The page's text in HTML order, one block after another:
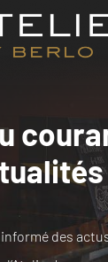
des